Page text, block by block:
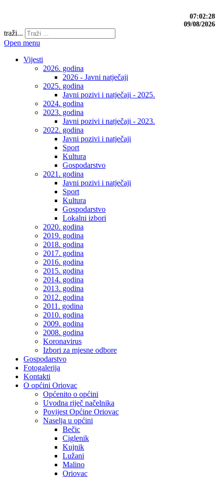
07:02:29
09/08/2026
traži...
Open menu
Vijesti
2026. godina
2026 - Javni natječaji
2025. godina
Javni pozivi i natječaji - 2025.
2024. godina
2023. godina
Javni pozivi i natječaji - 2023.
2022. godina
Javni pozivi i natječaji
Sport
Kultura
Gospodarstvo
2021. godina
Javni pozivi i natječaji
Sport
Kultura
Gospodarstvo
Lokalni izbori
2020. godina
2019. godina
2018. godina
2017. godina
2016. godina
2015. godina
2014. godina
2013. godina
2012. godina
2011. godina
2010. godina
2009. godina
2008. godina
Koronavirus
Izbori za mjesne odbore
Gospodarstvo
Fotogalerija
Kontakti
O općini Oriovac
Općenito o općini
Uvodna riječ načelnika
Povijest Općine Oriovac
Naselja u općini
Bečic
Ciglenik
Kujnik
Lužani
Malino
Oriovac